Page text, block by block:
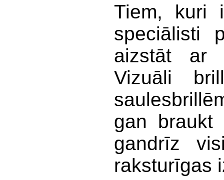
Tiem, kuri
speciālisti
aizstāt ar
Vizuāli
gan braukt
gandrīz
raksturīgas